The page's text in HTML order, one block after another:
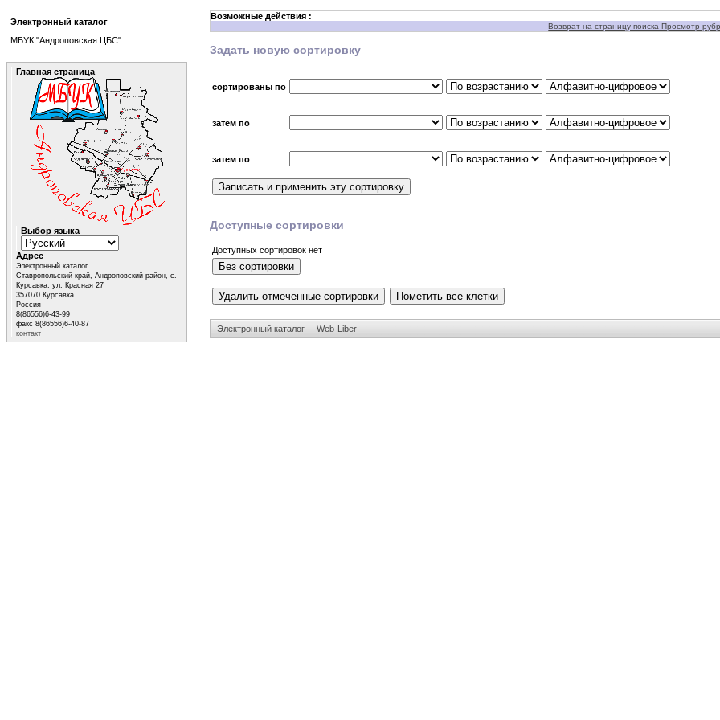
Возможные действия :
Возврат на страницу поиска Просмотр
Задать новую сортировку
сортированы по
затем по
затем по
Доступные сортировки
Доступных сортировок нет
Электронный каталог Web-Liber
Электронный каталог
МБУК "Андроповская ЦБС"
Главная страница
Выбор языка
Адрес
Электронный каталог
Ставропольский край, Андроповский район, с.
Курсавка, ул. Красная 27
357070 Курсавка
Россия
8(86556)6-43-99
факс 8(86556)6-40-87
контакт